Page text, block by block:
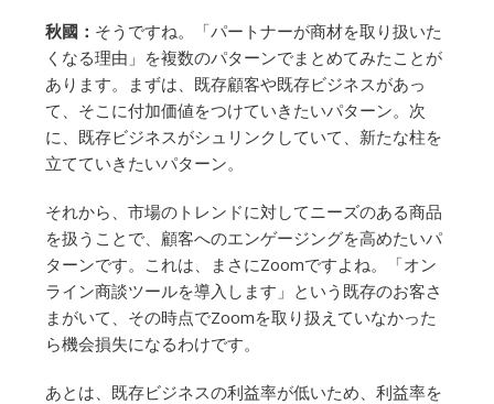
秋國： そうですね。「パートナーが商材を取り扱いた
くなる理由」を複数のパターンでまとめてみたことが
あります。まずは、既存顧客や既存ビジネスがあっ
て、そこに付加価値をつけていきたいパターン。次
に、既存ビジネスがシュリンクしていて、新たな柱を
立てていきたいパターン。
それから、市場のトレンドに対してニーズのある商品
を扱うことで、顧客へのエンゲージングを高めたいパ
ターンです。これは、まさにZoomですよね。「オン
ライン商談ツールを導入します」という既存のお客さ
まがいて、その時点でZoomを取り扱えていなかった
ら機会損失になるわけです。
あとは、既存ビジネスの利益率が低いため、利益率を